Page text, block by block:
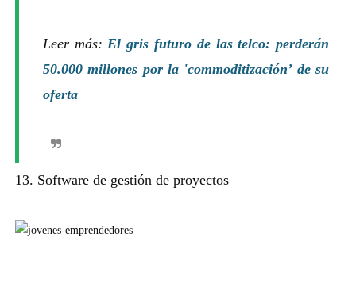
Leer más: El gris futuro de las telco: perderán
50.000 millones por la 'commoditización’ de su
oferta
13. Software de gestión de proyectos